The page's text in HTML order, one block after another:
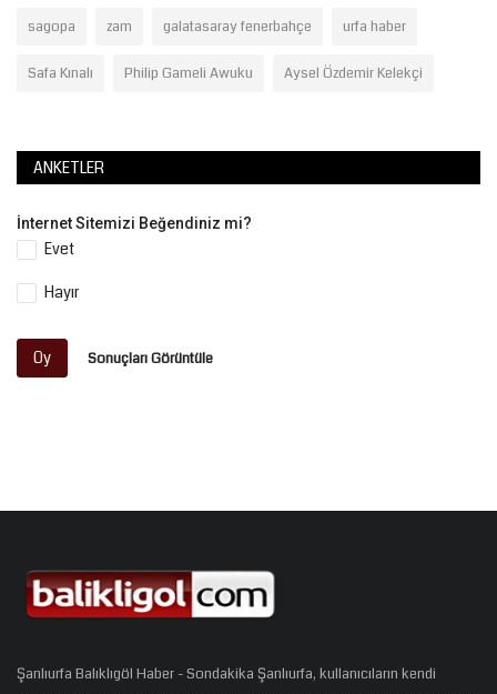
sagopa zam galatasaray fenerbahçe urfa haber
Safa Kınalı Philip Gameli Awuku Aysel Özdemir Kelekçi
ANKETLER
İnternet Sitemizi Beğendiniz mi?
Evet
Hayır
Oy Sonuçları Görüntüle
Şanlıurfa Balıklıgöl Haber - Sondakika Şanlıurfa, kullanıcıların kendi